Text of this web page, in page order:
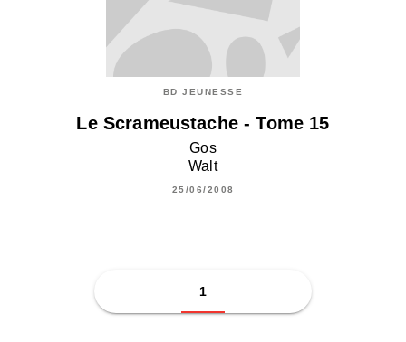
BD JEUNESSE
Le Scrameustache - Tome 15
Gos
Walt
25/06/2008
1